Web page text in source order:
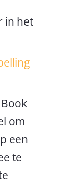
in het
om
een
te